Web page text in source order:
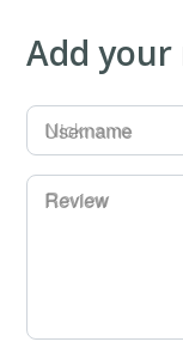
Add
Username
Review